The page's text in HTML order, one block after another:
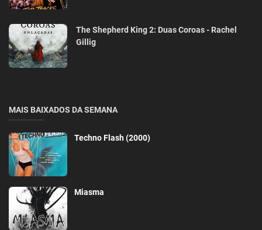
The Shepherd King 2: Duas Coroas - Rachel
Gillig
MAIS BAIXADOS DA SEMANA
Techno Flash (2000)
Miasma